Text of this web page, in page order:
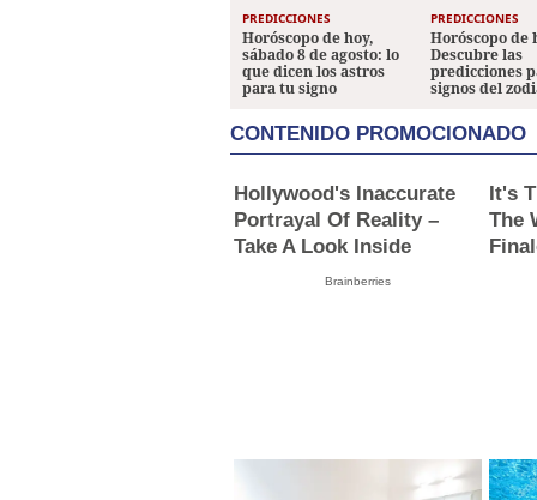
PREDICCIONES
Horóscopo de hoy,
sábado 8 de agosto: lo
que dicen los astros
para tu signo
PREDICCIONES
Horóscopo de
Descubre las
predicciones
signos del
CONTENIDO PROMOCIONADO
Hollywood's Inaccurate
Portrayal Of Reality –
Take A Look Inside
Brainberries
It's
The